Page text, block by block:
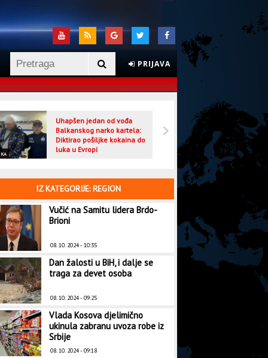
PRIJAVA
Uhapšen jedan od vođa
Balkanskog narko kartela:
Diktirao pošiljke kokaina do
luka u Evropi
CRNA HRONIKA
IZ KATEGORIJE: REGION
Vučić na Samitu lidera Brdo-
Brioni
08. 10. 2024 - 10:35
Dan žalosti u BiH, i dalje se
traga za devet osoba
08. 10. 2024 - 09:25
Vlada Kosova djelimično
ukinula zabranu uvoza robe iz
Srbije
08. 10. 2024 - 09:18